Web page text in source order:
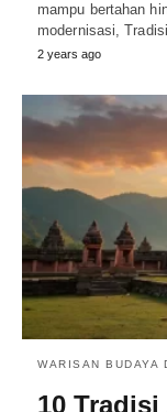
mampu bertahan
modernisasi,
2 years ago
WARISAN BUDAYA
10 Tradisi